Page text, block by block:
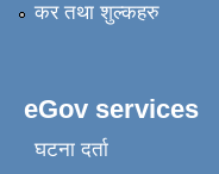
कर तथा शुल्कहरु
eGov services
घटना दर्ता